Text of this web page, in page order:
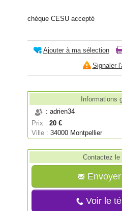
chèque CESU accepté
Ajouter à ma sélection
Signaler
Informations
: adrien34
Prix : 20 €
Ville :34000 Montpellier
Contactez le
Voir le